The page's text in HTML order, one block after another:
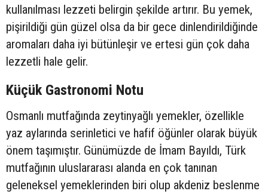
kullanılması lezzeti belirgin şekilde artırır. Bu yemek,
pişirildiği gün güzel olsa da bir gece dinlendirildiğinde
aromaları daha iyi bütünleşir ve ertesi gün çok daha
lezzetli hale gelir.
Küçük Gastronomi Notu
Osmanlı mutfağında zeytinyağlı yemekler, özellikle
yaz aylarında serinletici ve hafif öğünler olarak büyük
önem taşımıştır. Günümüzde de İmam Bayıldı, Türk
mutfağının uluslararası alanda en çok tanınan
geleneksel yemeklerinden biri olup akdeniz beslenme